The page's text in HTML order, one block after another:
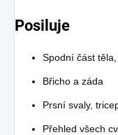
Posiluje
Spodní část
Břicho a záda
Prsní svaly,
Přehled všech